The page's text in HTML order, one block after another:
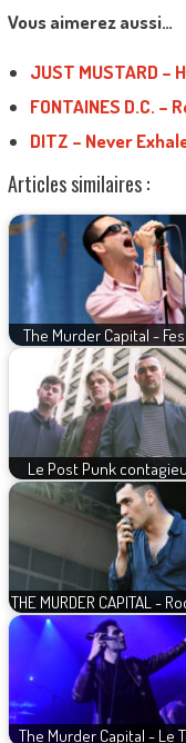
Vous aimerez aussi…
JUST MUSTARD
FONTAINES D.C. –
DITZ – Never
Articles similaires :
The Murder Capital -
Le Post Punk
THE MURDER CAPITAL -
The Murder Capital - Le